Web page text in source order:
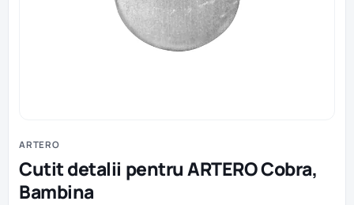
ARTERO
Cutit detalii pentru ARTERO Cobra,
Bambina